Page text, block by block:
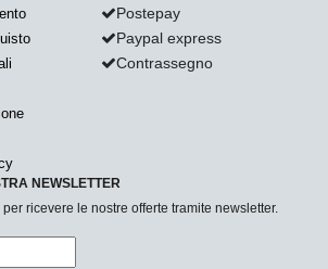
Postepay
Paypal express
Contrassegno
NEWSLETTER
ricevere le nostre offerte tramite newsletter.